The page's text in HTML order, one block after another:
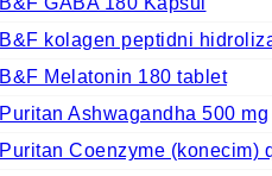
B&F kolagen peptidni
B&F Melatonin 180 tablet
Puritan Ashwagandha 500 mg
Puritan Coenzyme (konecim)